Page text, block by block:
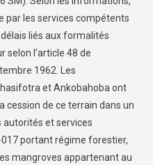
par les services compétents
liés aux formalités
selon l’article 48 de
1962. Les
et Ankobahoba ont
cession de ce terrain dans un
autorités et services
017 portant régime forestier,
mangroves appartenant au